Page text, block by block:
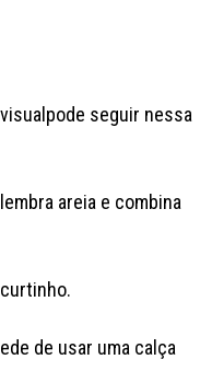
seguir nessa
areia e combina
de usar uma calça